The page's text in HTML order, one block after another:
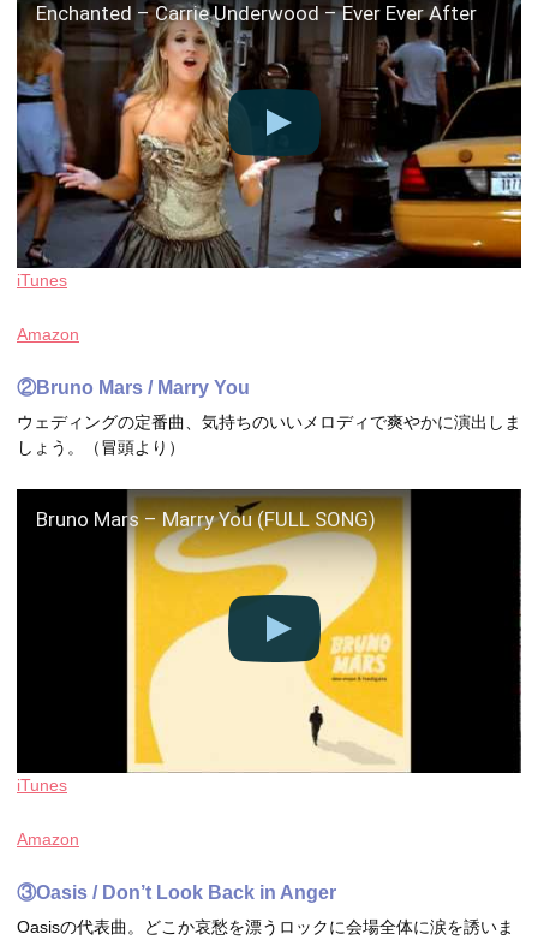
Enchanted – Carrie Underwood – Ever Ever After
iTunes
Amazon
②Bruno Mars / Marry You
ウェディングの定番曲、気持ちのいいメロディで爽やかに演出しま
しょう。（冒頭より）
Bruno Mars – Marry You (FULL SONG)
iTunes
Amazon
③Oasis / Don’t Look Back in Anger
Oasisの代表曲。どこか哀愁を漂うロックに会場全体に涙を誘いま